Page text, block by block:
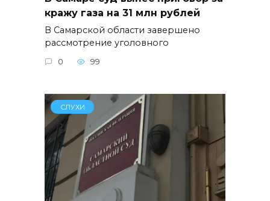
кражу газа на 31 млн рублей
В Самарской области завершено
рассмотрение уголовного
0 99
СЛУХИ